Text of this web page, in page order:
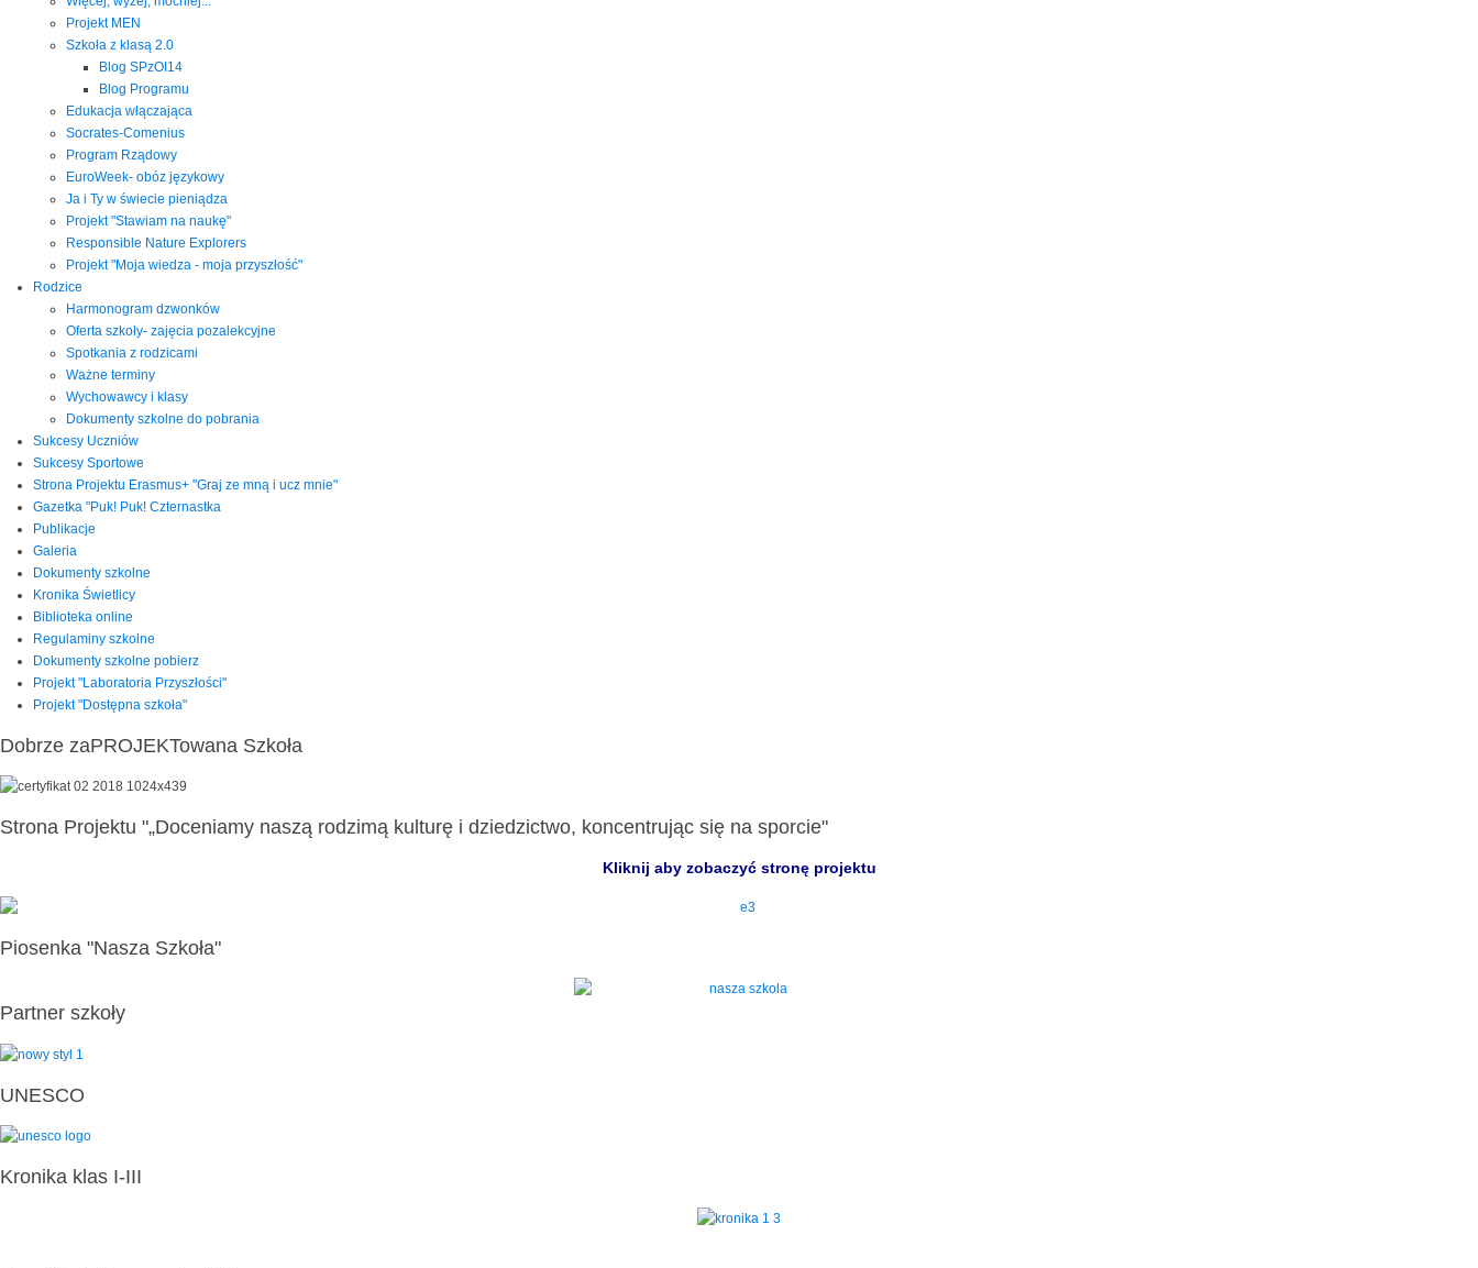
Projekt MEN
Szkoła z klasą 2.0
Blog SPzOI14
Blog Programu
Edukacja włączająca
Socrates-Comenius
Program Rządowy
EuroWeek- obóz językowy
Ja i Ty w świecie pieniądza
Projekt "Stawiam na naukę"
Responsible Nature Explorers
Projekt "Moja wiedza - moja przyszłość"
Rodzice
Harmonogram dzwonków
Oferta szkoły- zajęcia pozalekcyjne
Spotkania z rodzicami
Ważne terminy
Wychowawcy i klasy
Dokumenty szkolne do pobrania
Sukcesy Uczniów
Sukcesy Sportowe
Strona Projektu Erasmus+ "Graj ze mną i ucz mnie"
Gazetka "Puk! Puk! Czternastka
Publikacje
Galeria
Dokumenty szkolne
Kronika Świetlicy
Biblioteka online
Regulaminy szkolne
Dokumenty szkolne pobierz
Projekt "Laboratoria Przyszłości"
Projekt "Dostępna szkoła"
Dobrze zaPROJEKTowana Szkoła
Strona Projektu "„Doceniamy naszą rodzimą kulturę i dziedzictwo, koncentrując się na sporcie"
Kliknij aby zobaczyć stronę projektu
Piosenka "Nasza Szkoła"
Partner szkoły
UNESCO
Kronika klas I-III